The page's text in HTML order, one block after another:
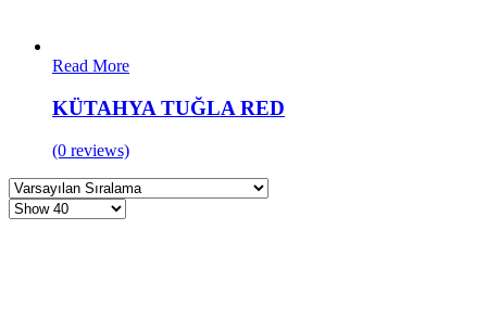
Read More
KÜTAHYA TUĞLA RED
(0 reviews)